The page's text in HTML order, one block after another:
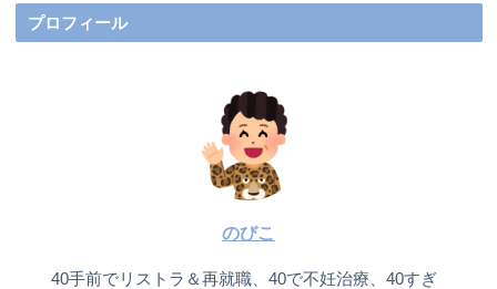
プロフィール
のびこ
40手前でリストラ＆再就職、40で不妊治療、40すぎ